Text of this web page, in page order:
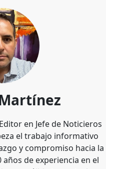
en Jefe de Noticieros
el trabajo informativo
y compromiso hacia la
años de experiencia en el